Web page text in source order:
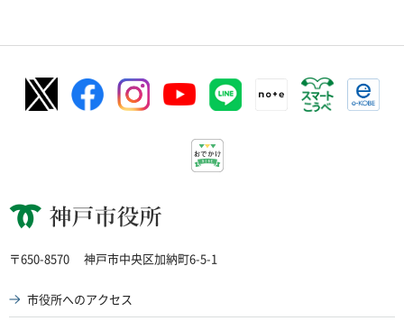
神戸市役所
〒650-8570 神戸市中央区加納町6-5-1
市役所へのアクセス